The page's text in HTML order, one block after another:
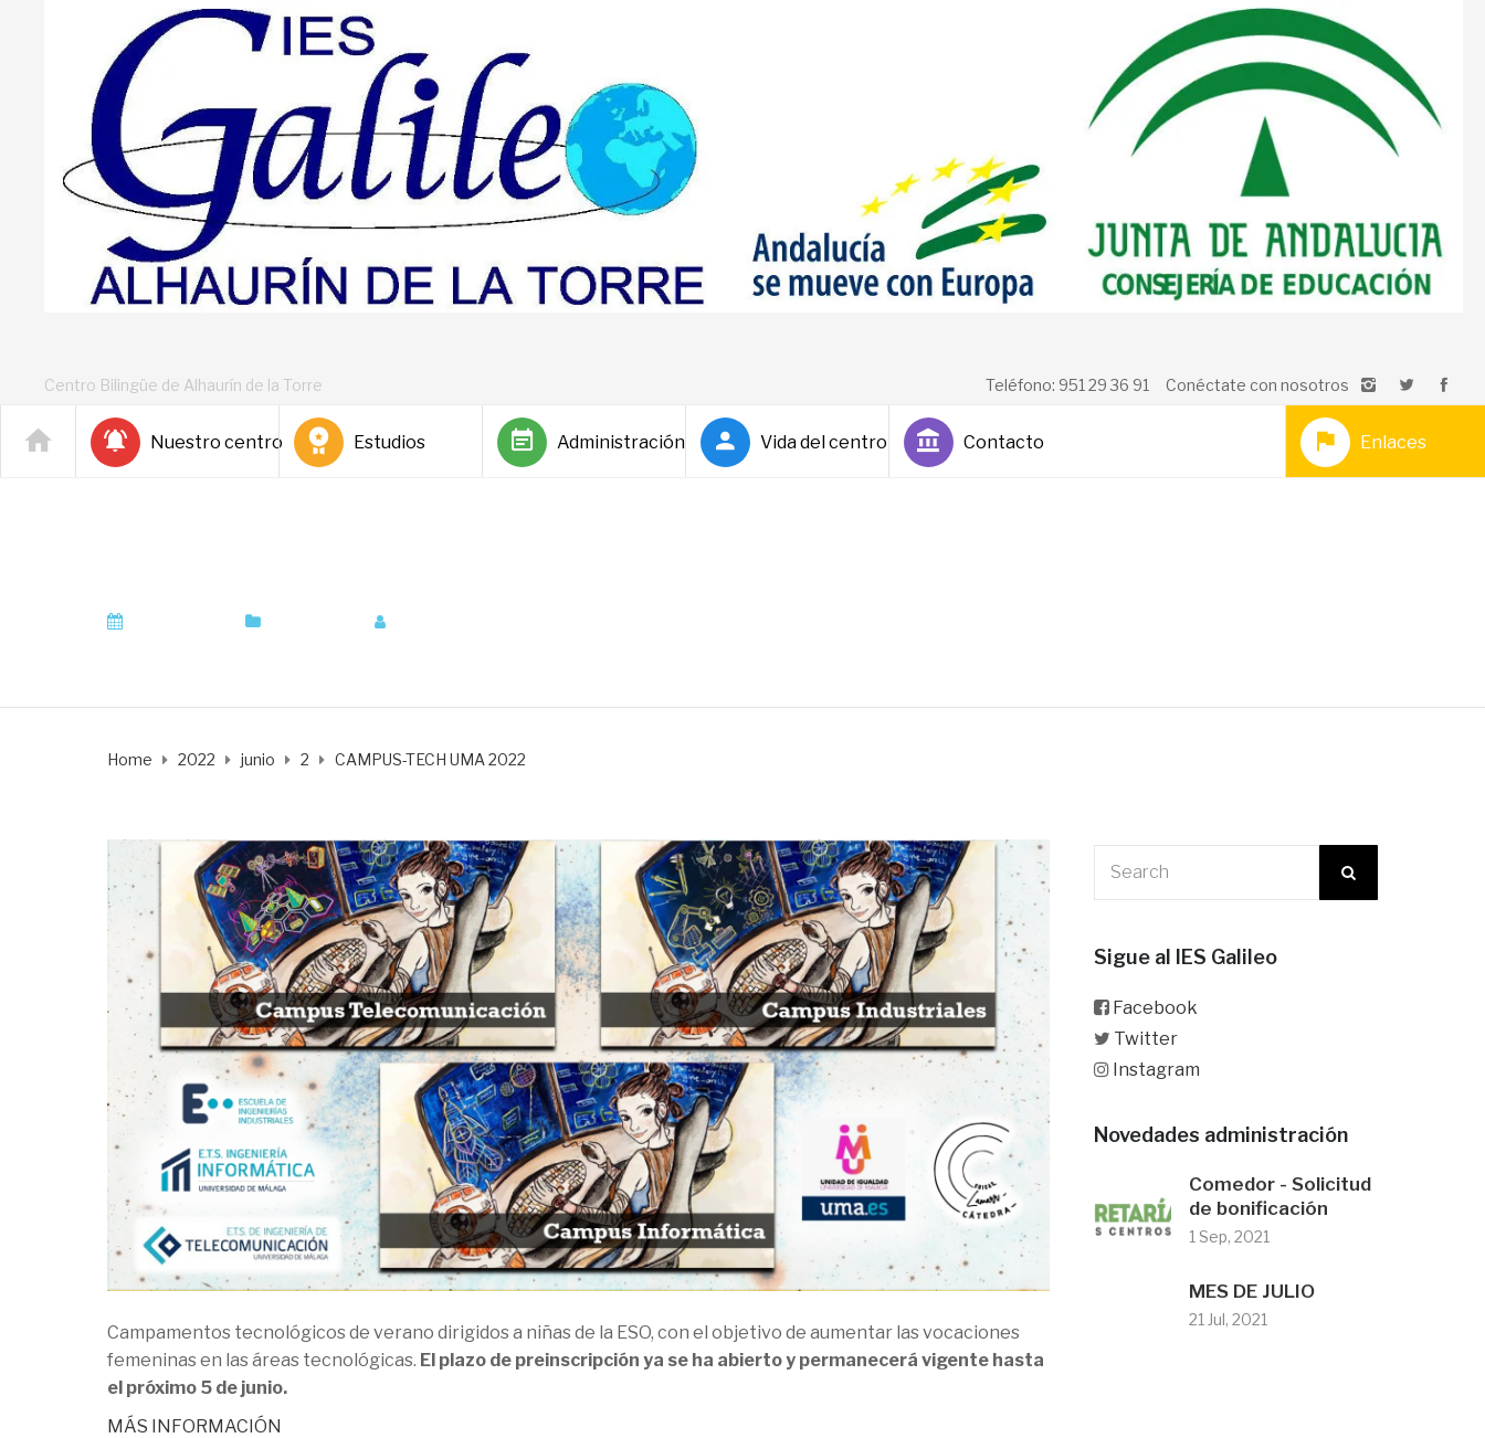
Conéctate con nosotros
Teléfono: 951 29 36 91
Centro Bilingüe de Alhaurín de la Torre
Nuestro centro Estudios Administración Vida del centro Contacto Enlaces
Home 2022 junio 2 CAMPUS-TECH UMA 2022
Campamentos tecnológicos de verano dirigidos a niñas de la ESO, con el objetivo de aumentar las vocaciones
femeninas en las áreas tecnológicas. El plazo de preinscripción ya se ha abierto y permanecerá vigente hasta
el próximo 5 de junio.
MÁS INFORMACIÓN
Sigue al IES Galileo
Facebook
Twitter
Instagram
Novedades administración
Comedor - Solicitud
de bonificación
1 Sep, 2021
MES DE JULIO
21 Jul, 2021